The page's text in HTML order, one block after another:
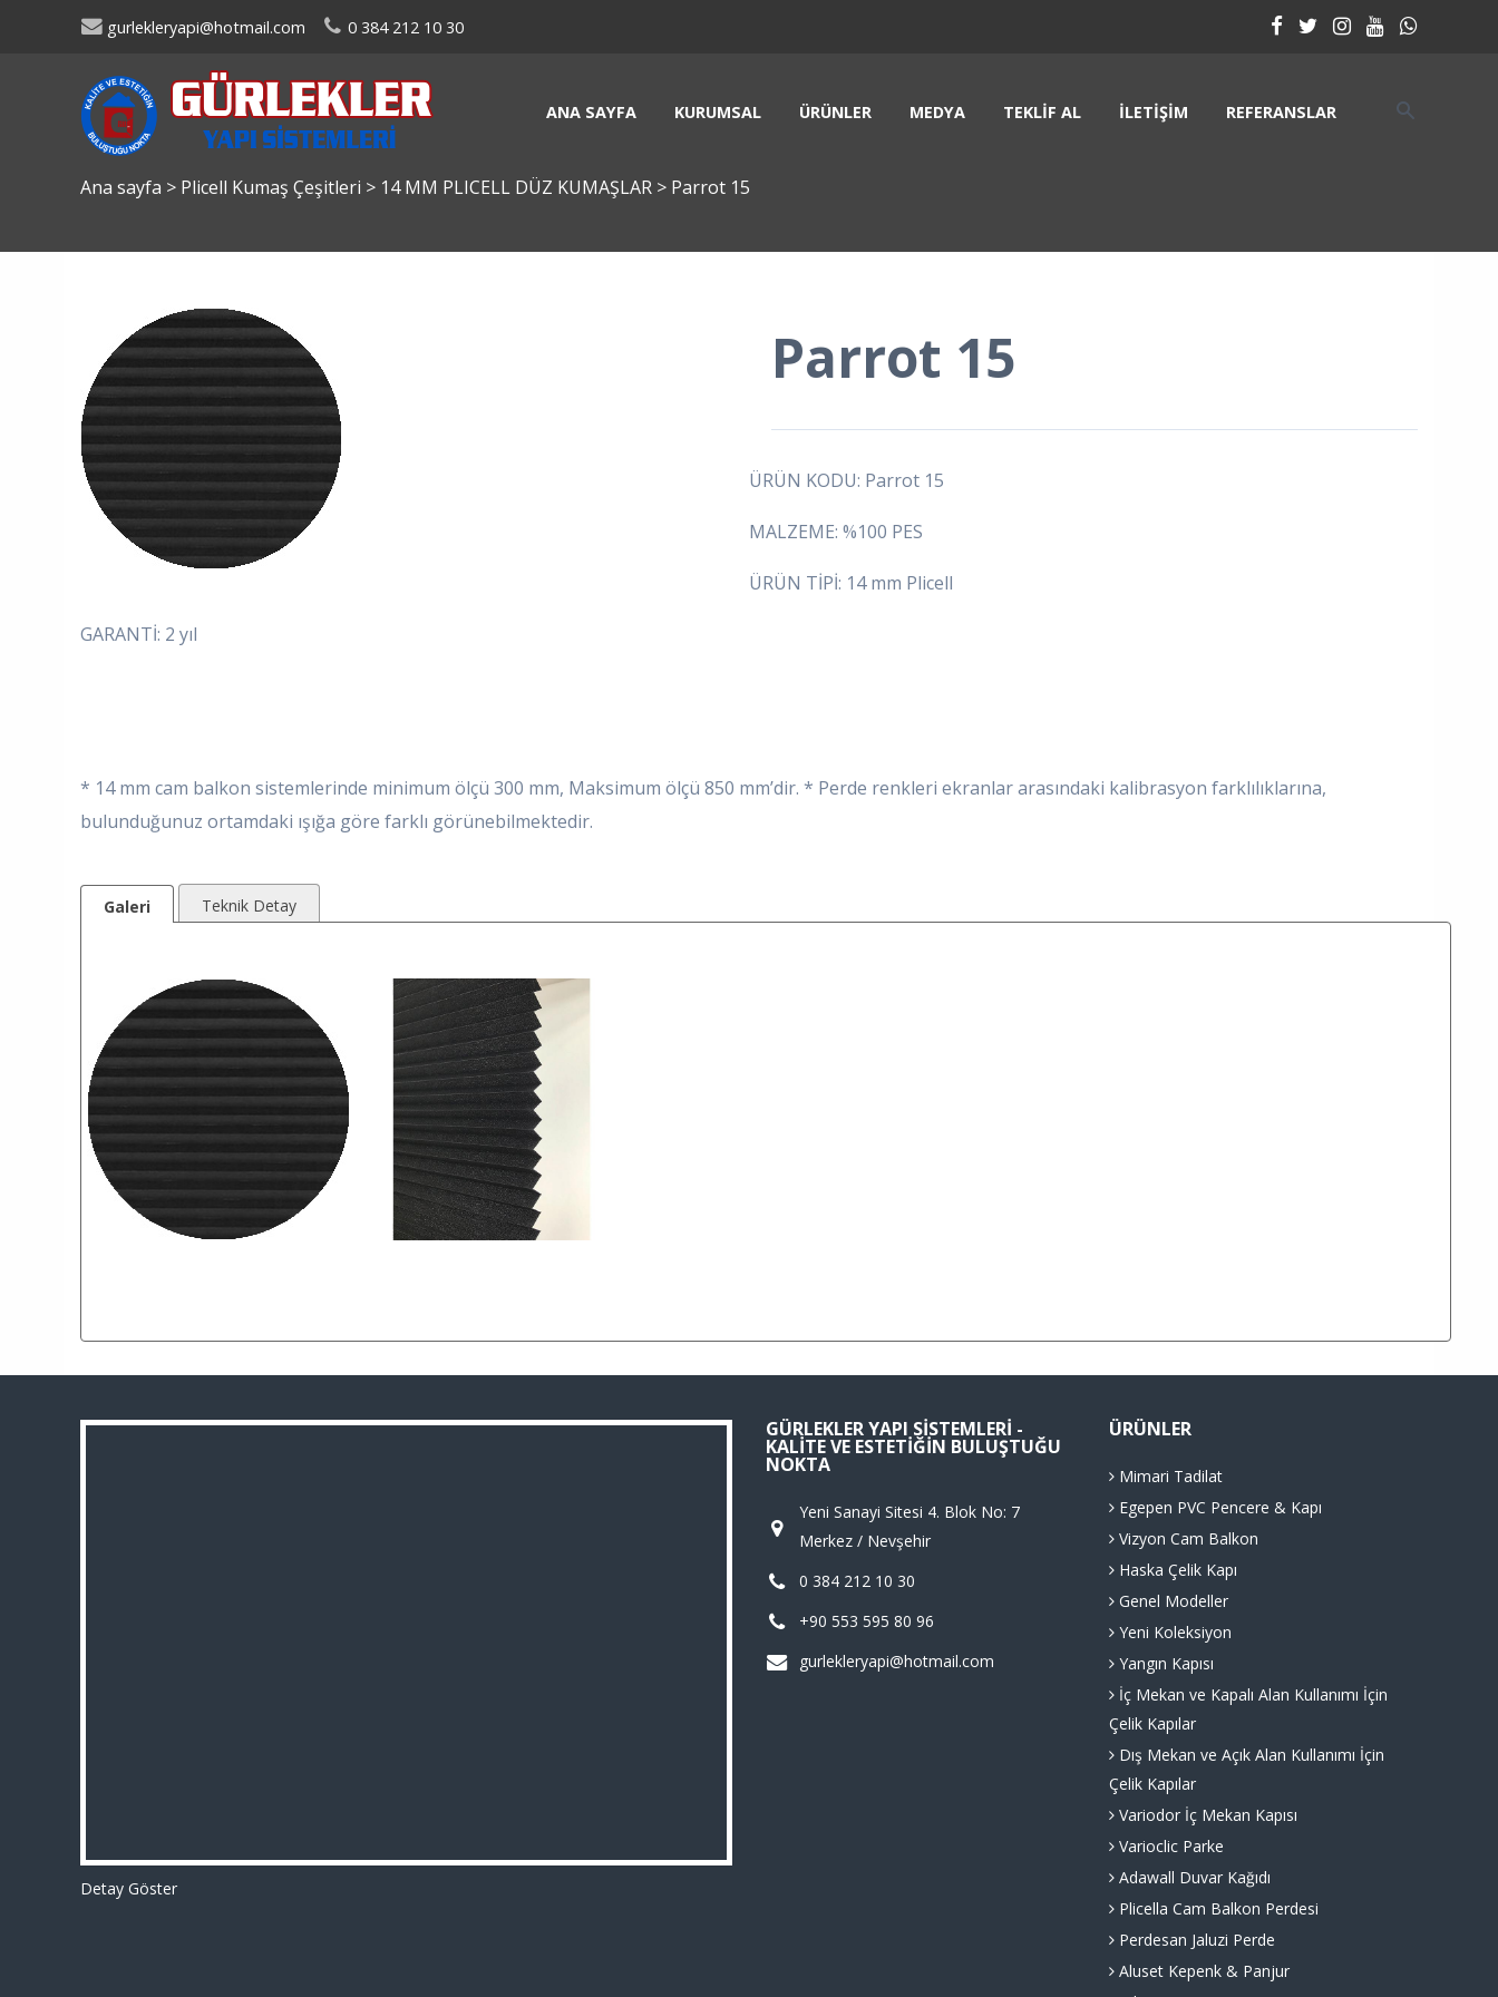
gurlekleryapi@hotmail.com 0 384 212 10 30
ANA SAYFA KURUMSAL ÜRÜNLER MEDYA TEKLIF AL İLETIŞIM REFERANSLAR
Ana sayfa > Plicell Kumaş Çeşitleri > 14 MM PLICELL DÜZ KUMAŞLAR > Parrot 15
Parrot 15
ÜRÜN KODU: Parrot 15
MALZEME: %100 PES
ÜRÜN TİPİ: 14 mm Plicell
GARANTİ: 2 yıl
* 14 mm cam balkon sistemlerinde minimum ölçü 300 mm, Maksimum ölçü 850 mm’dir. * Perde renkleri ekranlar arasındaki kalibrasyon farklılıklarına,
bulunduğunuz ortamdaki ışığa göre farklı görünebilmektedir.
Galeri Teknik Detay
Detay Göster
GÜRLEKLER YAPI SISTEMLERI -
KALITE VE ESTETIĞIN BULUŞTUĞU
NOKTA
Yeni Sanayi Sitesi 4. Blok No: 7
Merkez / Nevşehir
0 384 212 10 30
+90 553 595 80 96
gurlekleryapi@hotmail.com
ÜRÜNLER
Mimari Tadilat
Egepen PVC Pencere & Kapı
Vizyon Cam Balkon
Haska Çelik Kapı
Genel Modeller
Yeni Koleksiyon
Yangın Kapısı
İç Mekan ve Kapalı Alan Kullanımı İçin
Çelik Kapılar
Dış Mekan ve Açık Alan Kullanımı İçin
Çelik Kapılar
Variodor İç Mekan Kapısı
Varioclic Parke
Adawall Duvar Kağıdı
Plicella Cam Balkon Perdesi
Perdesan Jaluzi Perde
Aluset Kepenk & Panjur